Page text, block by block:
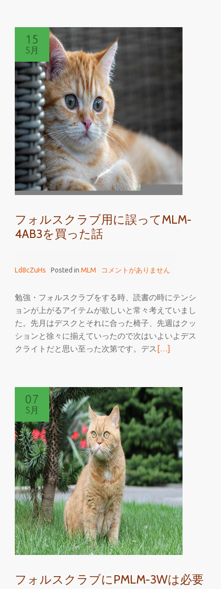
読
フ
ク
ブ
イ
15
5月
フォルスクラブ用に誤ってMLM-
4AB3を買った話
Ld8cZuHs Posted in MLM コメントがありません
勉強・フォルスクラブをする時、読書の時にテンシ
ョンが上がるアイテムが欲しいと常々考えていまし
た。先月はデスクとそれに合った椅子、先週はクッ
ションと徐々に揃えていったので次はいよいよデス
クライトだと思い至った次第です。デス 続
読
む
フ
ォ
ル
ス
ク
ラ
ブ
用
に
誤
っ
て
4AB3
[…]
07
5月
フォルスクラブにPMLM-3Wは必要